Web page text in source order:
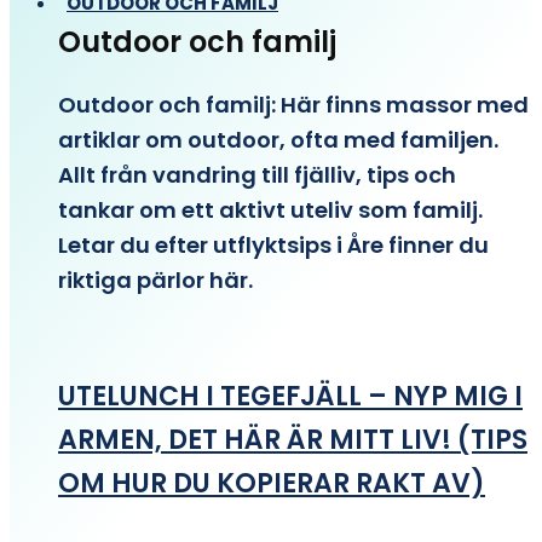
Outdoor och familj
Outdoor och familj: Här finns massor med
artiklar om outdoor, ofta med familjen.
Allt från vandring till fjälliv, tips och
tankar om ett aktivt uteliv som familj.
Letar du efter utflyktsips i Åre finner du
riktiga pärlor här.
UTELUNCH I TEGEFJÄLL – NYP MIG I
ARMEN, DET HÄR ÄR MITT LIV! (TIPS
OM HUR DU KOPIERAR RAKT AV)